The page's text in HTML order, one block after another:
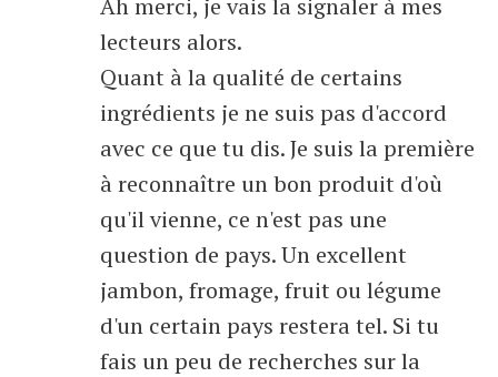
Ah merci, je vais la signaler à mes
lecteurs alors.
Quant à la qualité de certains
ingrédients je ne suis pas d'accord
avec ce que tu dis. Je suis la première
à reconnaître un bon produit d'où
qu'il vienne, ce n'est pas une
question de pays. Un excellent
jambon, fromage, fruit ou légume
d'un certain pays restera tel. Si tu
fais un peu de recherches sur la